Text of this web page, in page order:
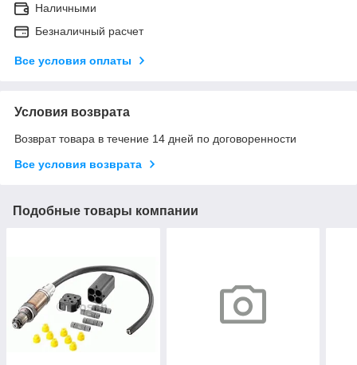
Наличными
Безналичный расчет
Все условия оплаты
Условия возврата
Возврат товара в течение 14 дней по договоренности
Все условия возврата
Подобные товары компании